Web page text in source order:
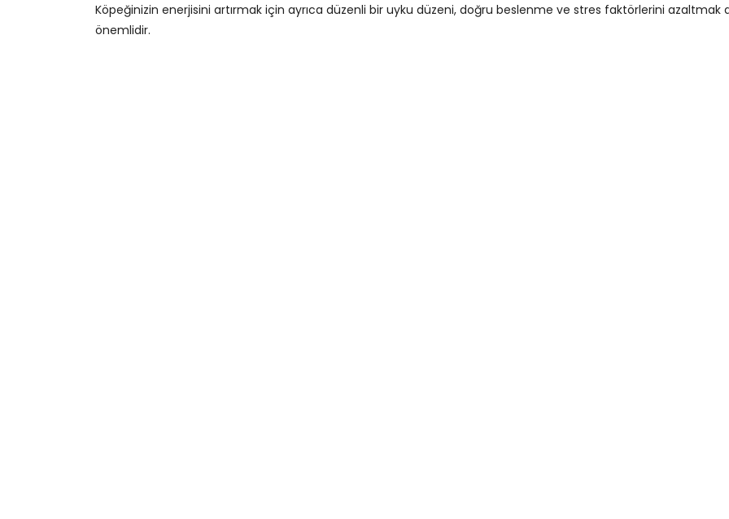
Köpeğinizin enerjisini artırmak için ayrıca düzenli bir uyku düzeni, doğru beslenme ve stres faktörlerini azaltmak
önemlidir.